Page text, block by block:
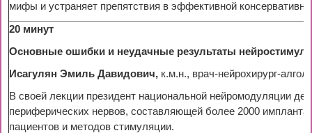
мифы и устраняет препятствия в эффективной
20 минут
Основные ошибки и неудачные результаты
Исагулян Эмиль Давидович, к.м.н., врач-нейрохирург-
В своей лекции президент национальной нейромодуляции
периферических нервов, составляющей более 2000
пациентов и методов стимуляции.